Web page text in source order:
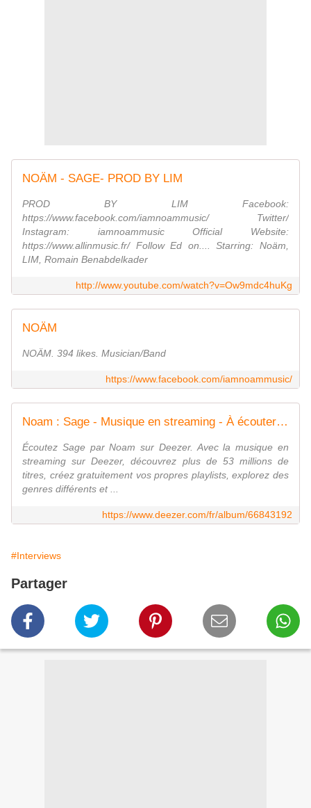
NOÄM - SAGE- PROD BY LIM
PROD BY LIM Facebook:
https://www.facebook.com/iamnoammusic/ Twitter/
Instagram: iamnoammusic Official Website:
https://www.allinmusic.fr/ Follow Ed on.... Starring: Noäm,
LIM, Romain Benabdelkader
http://www.youtube.com/watch?v=Ow9mdc4huKg
NOÄM
NOÄM. 394 likes. Musician/Band
https://www.facebook.com/iamnoammusic/
Noam : Sage - Musique en streaming - À écouter sur Deezer
Écoutez Sage par Noam sur Deezer. Avec la musique en
streaming sur Deezer, découvrez plus de 53 millions de
titres, créez gratuitement vos propres playlists, explorez des
genres différents et ...
https://www.deezer.com/fr/album/66843192
#Interviews
Partager